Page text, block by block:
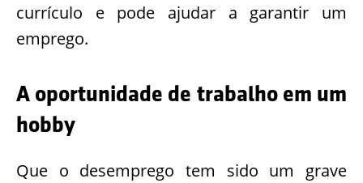
currículo e pode ajudar a garantir um
emprego.
A oportunidade de trabalho em um
hobby
Que o desemprego tem sido um grave